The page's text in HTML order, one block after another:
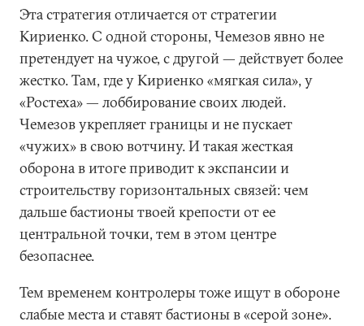
Эта стратегия отличается от стратегии
Кириенко. С одной стороны, Чемезов явно не
претендует на чужое, с другой — действует более
жестко. Там, где у Кириенко «мягкая сила», у
«Ростеха» — лоббирование своих людей.
Чемезов укрепляет границы и не пускает
«чужих» в свою вотчину. И такая жесткая
оборона в итоге приводит к экспансии и
строительству горизонтальных связей: чем
дальше бастионы твоей крепости от ее
центральной точки, тем в этом центре
безопаснее.
Тем временем контролеры тоже ищут в обороне
слабые места и ставят бастионы в «серой зоне».